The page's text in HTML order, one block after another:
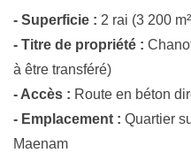
- Superficie : 2 rai (3 200
- Titre de propriété :
à être transféré)
- Accès : Route en béton
- Emplacement : Quartier
Maenam